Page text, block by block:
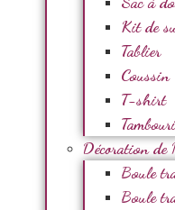
Kit de
Tablier
Coussin
T-shirt
Décoration de
Boule
Boule